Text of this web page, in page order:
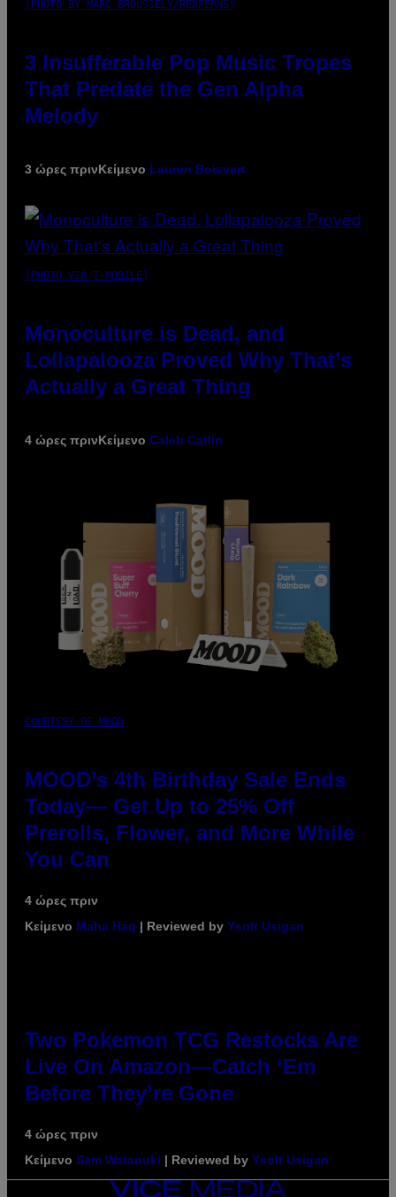
(PHOTO BY MARC BROUSSELY/REDFERNS)
3 Insufferable Pop Music Tropes
That Predate the Gen Alpha
Melody
3 ώρες πρινΚείμενο Lauren Boisvert
(PHOTO VIA T-MOBILE)
Monoculture is Dead, and
Lollapalooza Proved Why That’s
Actually a Great Thing
4 ώρες πρινΚείμενο Caleb Catlin
COURTESY OF MOOD
MOOD’s 4th Birthday Sale Ends
Today— Get Up to 25% Off
Prerolls, Flower, and More While
You Can
4 ώρες πριν
Κείμενο Maha Haq | Reviewed by Ysolt Usigan
Two Pokemon TCG Restocks Are
Live On Amazon—Catch ‘Em
Before They’re Gone
4 ώρες πριν
Κείμενο Sam Watanuki | Reviewed by Ysolt Usigan
VICE